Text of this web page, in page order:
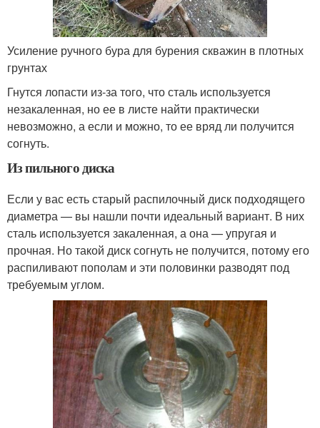
Усиление ручного бура для бурения скважин в плотных
грунтах
Гнутся лопасти из-за того, что сталь используется
незакаленная, но ее в листе найти практически
невозможно, а если и можно, то ее вряд ли получится
согнуть.
Из пильного диска
Если у вас есть старый распилочный диск подходящего
диаметра — вы нашли почти идеальный вариант. В них
сталь используется закаленная, а она — упругая и
прочная. Но такой диск согнуть не получится, потому его
распиливают пополам и эти половинки разводят под
требуемым углом.